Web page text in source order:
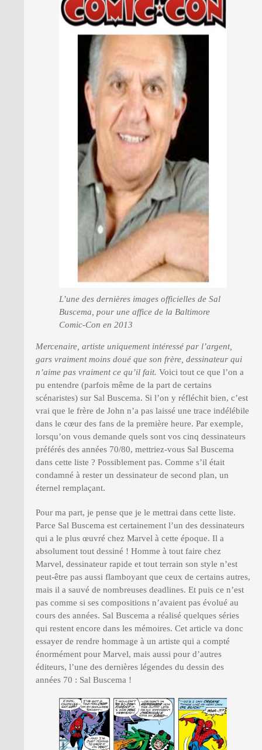
L’une des dernières images officielles de Sal
Buscema, pour une affice de la Baltimore
Comic-Con en 2013
Mercenaire, artiste uniquement intéressé par l’argent,
gars vraiment moins doué que son frère, dessinateur qui
n’aime pas vraiment ce qu’il fait. Voici tout ce que l’on a
pu entendre (parfois même de la part de certains
scénaristes) sur Sal Buscema. Si l’on y réfléchit bien, c’est
vrai que le frère de John n’a pas laissé une trace indélébile
dans le cœur des fans de la première heure. Par exemple,
lorsqu’on vous demande quels sont vos cinq dessinateurs
préférés des années 70/80, mettriez-vous Sal Buscema
dans cette liste ? Possiblement pas. Comme s’il était
condamné à rester un dessinateur de second plan, un
éternel remplaçant.
Pour ma part, je pense que je le mettrai dans cette liste.
Parce Sal Buscema est certainement l’un des dessinateurs
qui a le plus œuvré chez Marvel à cette époque. Il a
absolument tout dessiné ! Homme à tout faire chez
Marvel, dessinateur rapide et tout terrain son style n’est
peut-être pas aussi flamboyant que ceux de certains autres,
mais il a sauvé de nombreuses deadlines. Et puis ce n’est
pas comme si ses compositions n’avaient pas évolué au
cours des années. Sal Buscema a réalisé quelques séries
qui restent encore dans les mémoires. Cet article va donc
essayer de rendre hommage à un artiste qui a compté
énormément pour Marvel, mais aussi pour d’autres
éditeurs, l’une des dernières légendes du dessin des
années 70 : Sal Buscema !